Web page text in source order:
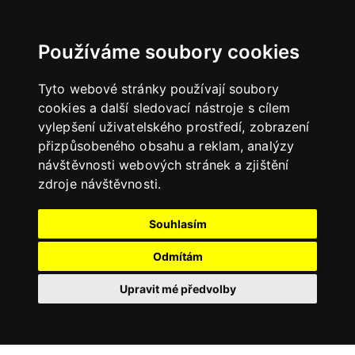
Používáme soubory cookies
Tyto webové stránky používají soubory
cookies a další sledovací nástroje s cílem
vylepšení uživatelského prostředí, zobrazení
přizpůsobeného obsahu a reklam, analýzy
návštěvnosti webových stránek a zjištění
zdroje návštěvnosti.
Souhlasím
Odmítám
Upravit mé předvolby